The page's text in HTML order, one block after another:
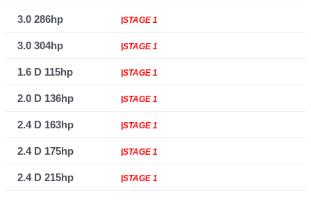
3.0 286hp |STAGE 1
3.0 304hp |STAGE 1
1.6 D 115hp |STAGE 1
2.0 D 136hp |STAGE 1
2.4 D 163hp |STAGE 1
2.4 D 175hp |STAGE 1
2.4 D 215hp |STAGE 1